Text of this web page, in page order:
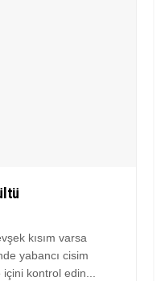
kısım varsa
yabancı cisim
içini kontrol edin...